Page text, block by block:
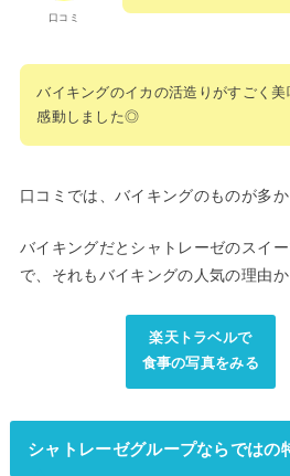
口コミ
バイキングのイカの活造りがすごく美
感動しました◎
口コミでは、バイキングのものが多か
バイキングだとシャトレーゼのスイ
で、それもバイキングの人気の理由か
楽天トラベルで
食事の写真をみる
シャトレーゼグループならではの